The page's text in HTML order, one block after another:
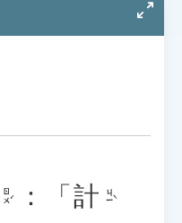
ㄖㄨˊ ：「 計 ㄐㄧˋ